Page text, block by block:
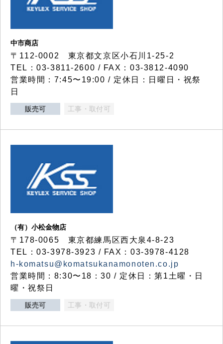
中市商店
〒112-0002 東京都文京区小石川1-25-2
TEL：03-3811-2600 / FAX：03-3812-4090
営業時間：7:45〜19:00 / 定休日：日曜日・祝祭
日
販売可 工事・取付可
（有）小松金物店
〒178-0065 東京都練馬区西大泉4-8-23
TEL：03-3978-3923 / FAX：03-3978-4128
h-komatsu@komatsukanamonoten.co.jp
営業時間：8:30〜18：30 / 定休日：第1土曜・日
曜・祝祭日
販売可 工事・取付可